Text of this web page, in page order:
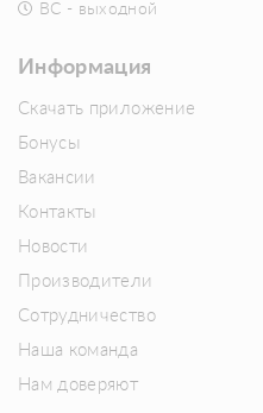
ВС - выходной
Информация
Скачать приложение
Бонусы
Вакансии
Контакты
Новости
Производители
Сотрудничество
Наша команда
Нам доверяют